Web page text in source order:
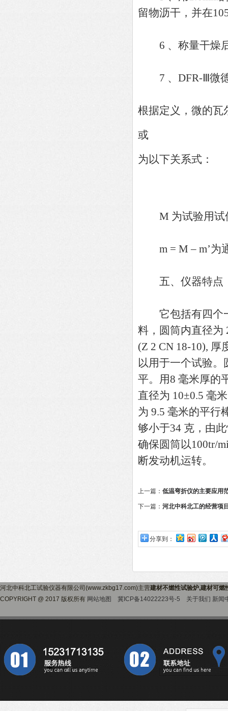
留物沥干，并在
6 、称量干燥后
7 、DFR-Ⅲ微德
根据定义，微的瓦
或
为以下关系式：
M 为试验用试
m = M – m’为
五、仪器特点
它包括有四个一
料，圆筒内直径为
(Z 2 CN 18-10),
以用于一个试验
平。用8 毫米厚的
直径为 10±0.5 毫
为 9.5 毫米的平行
够小于34 克，由
确保圆筒以100tr/
断发动机运转。
上一篇： 低温弯折仪的主要应用
下一篇： 河北中科北工的经营项
分享到：
河北中科北工试验仪器有限公司(www.zkbg17.com)主营建材不燃性试验炉,建材可燃
COPYRIGHT @ 2017 版权所有 网站地图 冀ICP备14022223号-5 关于我们 新闻